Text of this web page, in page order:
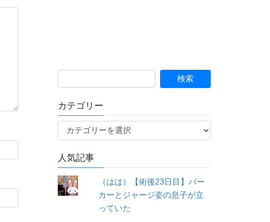
カテゴリー
テ
リ
ー
人気記事
（はは）【術後23日目】パー
カーとジャージ姿の息子が立
っていた